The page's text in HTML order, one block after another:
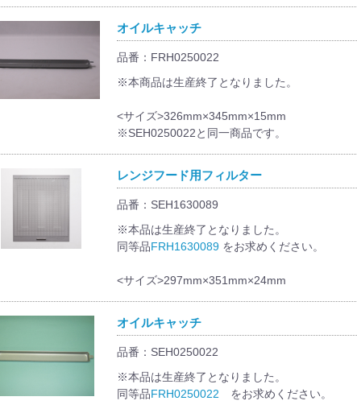
オイルキャッチ
品番：FRH0250022
※本商品は生産終了となりました。
<サイズ>326mm×345mm×15mm
※SEH0250022と同一商品です。
レンジフード用フィルター
品番：SEH1630089
※本品は生産終了となりました。
同等品FRH1630089をお求めください。
<サイズ>297mm×351mm×24mm
オイルキャッチ
品番：SEH0250022
※本品は生産終了となりました。
同等品FRH0250022 をお求めください。